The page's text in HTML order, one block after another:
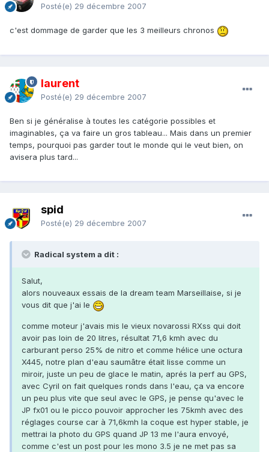
Posté(e) 29 décembre 2007
c'est dommage de garder que les 3 meilleurs chronos
laurent
Posté(e) 29 décembre 2007
Ben si je généralise à toutes les catégorie possibles et
imaginables, ça va faire un gros tableau... Mais dans un premier
temps, pourquoi pas garder tout le monde qui le veut bien, on
avisera plus tard...
spid
Posté(e) 29 décembre 2007
Radical system a dit :
Salut,
alors nouveaux essais de la dream team Marseillaise, si je
vous dit que j'ai le
comme moteur j'avais mis le vieux novarossi RXss qui doit
avoir pas loin de 20 litres, résultat 71,6 kmh avec du
carburant perso 25% de nitro et comme hélice une octura
X445, notre plan d'eau saumâtre était lisse comme un
miroir, juste un peu de glace le matin, aprés la perf au GPS,
avec Cyril on fait quelques ronds dans l'eau, ça va encore
un peu plus vite que seul avec le GPS, je pense qu'avec le
JP fx01 ou le picco pouvoir approcher les 75kmh avec des
réglages course car à 71,6kmh la coque est hyper stable, je
mettrai la photo du GPS quand JP 13 me l'aura envoyé,
comme c'est un post pour les mono 3.5 je ne met pas sa